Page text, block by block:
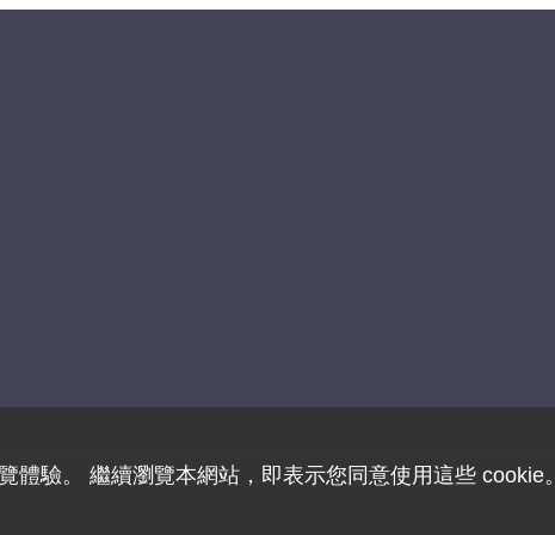
體驗。 繼續瀏覽本網站，即表示您同意使用這些 cookie。